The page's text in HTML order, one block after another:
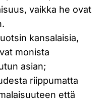
vaikka he ovat
kansalaisia,
monista
asian;
riippumatta
että